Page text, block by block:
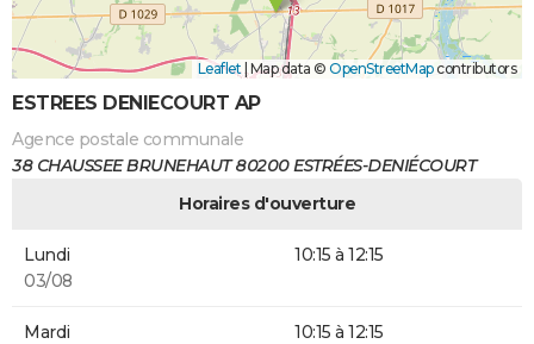
Leaflet |Map data © OpenStreetMapcontributors
ESTREES DENIECOURT AP
Agence postale communale
38 CHAUSSEE BRUNEHAUT 80200 ESTRÉES-DENIÉCOURT
Horaires d'ouverture
Lundi
03/08
10:15 à 12:15
Mardi
10:15 à 12:15